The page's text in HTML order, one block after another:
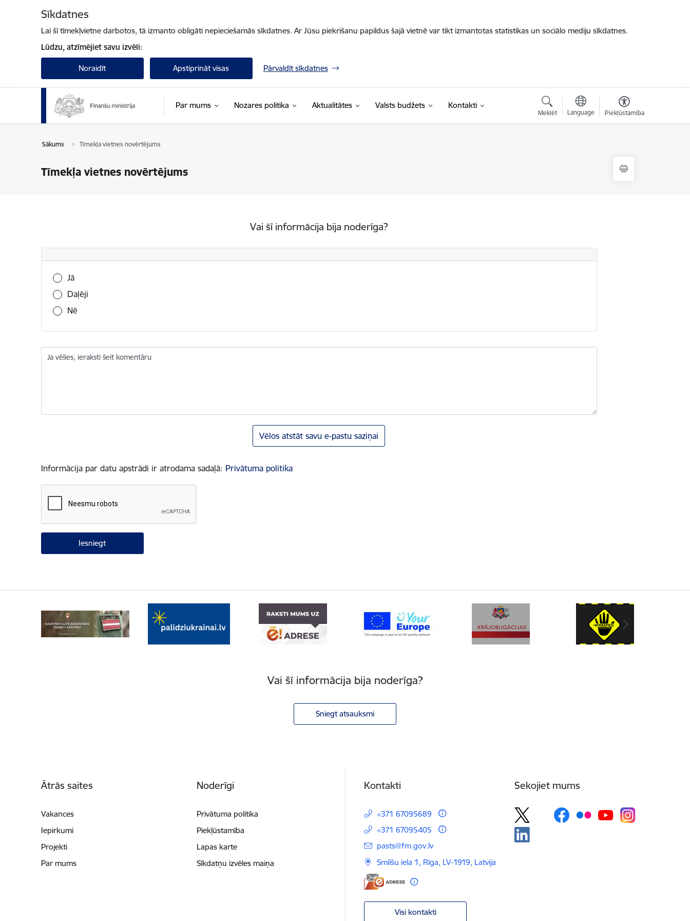
Sīkdatnes
Lai šī tīmekļvietne darbotos, tā izmanto obligāti nepieciešamās sīkdatnes. Ar Jūsu piekrišanu papildus šajā vietnē var tikt izmantotas statistikas un sociālo mediju sīkdatnes.
Lūdzu, atzīmējiet savu izvēli:
Noraidīt Apstiprināt visas Pārvaldīt sīkdatnes
Par mums Nozares politika Aktualitātes Valsts budžets Kontakti
Meklēt Language Piekļūstamība
Sākums Tīmekļa vietnes novērtējums
Tīmekļa vietnes novērtējums
Vai šī informācija bija noderīga?
Vai šī informācija bija noderīga?
Jā
Daļēji
Nē
Ja vēlies, ieraksti šeit komentāru
Vēlos atstāt savu e-pastu saziņai
Informācija par datu apstrādi ir atrodama sadaļā: Privātuma politika
Vai šī informācija bija noderīga?
Sniegt atsauksmi
Ātrās saites
Vakances
Iepirkumi
Projekti
Par mums
Noderīgi
Privātuma politika
Piekļūstamība
Lapas karte
Sīkdatņu izvēles maiņa
Kontakti
+371 67095689
+371 67095405
E-pasts:
pasts@fm.gov.lv
Smilšu iela 1, Rīga, LV-1919, Latvija
Visi kontakti
Sekojiet mums